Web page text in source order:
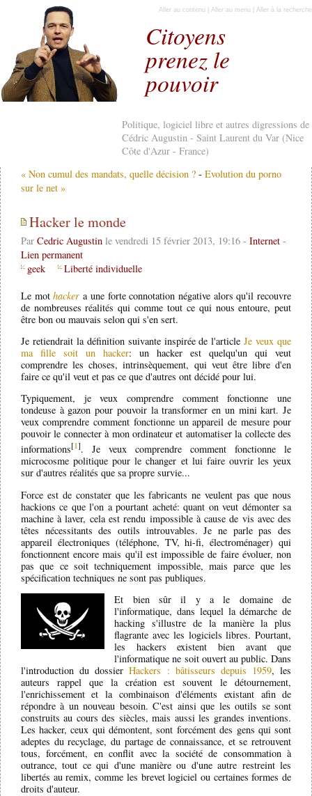
Citoyens
prenez le
pouvoir
Politique, logiciel libre et autres digressions de
Cédric Augustin - Saint Laurent du Var (Nice
Côte d'Azur - France)
Aller au contenu Aller au menu Aller à la recherche
« Non cumul des mandats, quelle décision ? - Evolution du porno
sur le net »
Hacker le monde
Par Cedric Augustinle vendredi 15 février 2013, 19:16 - Internet-
Lien permanent
geek
Liberté individuelle
Le mothacker a une forte connotation négative alors qu'il recouvre
de nombreuses réalités qui comme tout ce qui nous entoure, peut
être bon ou mauvais selon qui s'en sert.
Je retiendrait la définition suivante inspirée de l'articleJe veux que
ma fille soit un hacker: un hacker est quelqu'un qui veut
comprendre les choses, intrinsèquement, qui veut être libre d'en
faire ce qu'il veut et pas ce que d'autres ont décidé pour lui.
Typiquement, je veux comprendre comment fonctionne une
tondeuse à gazon pour pouvoir la transformer en un mini kart. Je
veux comprendre comment fonctionne un appareil de mesure pour
pouvoir le connecter à mon ordinateur et automatiser la collecte des
informations[1]. Je veux comprendre comment fonctionne le
microcosme politique pour le changer et lui faire ouvrir les yeux
sur d'autres réalités que sa propre survie...
Force est de constater que les fabricants ne veulent pas que nous
hackions ce que l'on a pourtant acheté: quant on veut démonter sa
machine à laver, cela est rendu impossible à cause de vis avec des
têtes nécessitants des outils introuvables. Je ne parle pas des
appareil électroniques (téléphone, TV, hi-fi, électroménager) qui
fonctionnent encore mais qu'il est impossible de faire évoluer, non
pas que ce soit techniquement impossible, mais parce que les
spécification techniques ne sont pas publiques.
Et bien sûr il y a le domaine de
l'informatique, dans lequel la démarche de
hacking s'illustre de la manière la plus
flagrante avec les logiciels libres. Pourtant,
les hackers existent bien avant que
l'informatique ne soit ouvert au public. Dans
l'introduction du dossier Hackers : bâtisseurs depuis 1959, les
auteurs rappel que la création est souvent le détournement,
l'enrichissement et la combinaison d'éléments existant afin de
répondre à un nouveau besoin. C'est ainsi que les outils se sont
construits au cours des siècles, mais aussi les grandes inventions.
Les hacker, ceux qui démontent, sont forcément des gens qui sont
adeptes du recyclage, du partage de connaissance, et se retrouvent
tous, forcément, en conflit avec la société de consommation à
outrance, tout ce qui d'une manière ou d'une autre restreint les
libertés au remix, comme les brevet logiciel ou certaines formes de
droits d'auteur.